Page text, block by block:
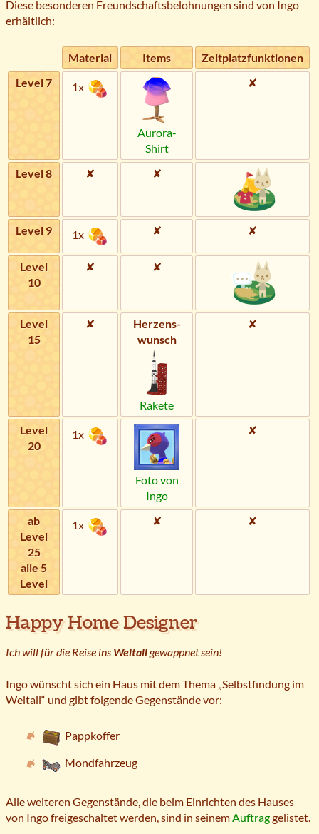
Diese besonderen Freundschaftsbelohnungen sind von Ingo
erhältlich:
Material Items
Zeltplatzfunktionen
Level 7
1x
Aurora-
Shirt
✘
Level 8 ✘ ✘
Level 9 1x ✘ ✘
Level
10
✘ ✘
Level
15
✘
Herzens­
wunsch
Rakete
✘
Level
20
1x
Foto von
Ingo
✘
ab
Level
25
alle 5
Level
1x ✘ ✘
Happy Home Designer
Ich will für die Reise ins Weltallgewappnet sein!
Ingo wünscht sich ein Haus mit dem Thema „Selbstfindung im
Weltall“ und gibt folgende Gegenstände vor:
Pappkoffer
Mondfahrzeug
Alle weiteren Gegenstände, die beim Einrichten des Hauses
von Ingo freigeschaltet werden, sind in seinemAuftraggelistet.